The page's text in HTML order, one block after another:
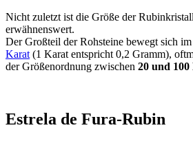
Nicht zuletzt ist die Größe der
erwähnenswert.
Der Großteil der Rohsteine bewegt sich
Karat (1 Karat entspricht 0,2 Gramm),
der Größenordnung zwischen 20 und
Estrela de Fura-Rubin